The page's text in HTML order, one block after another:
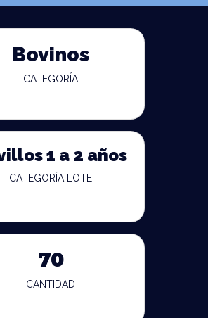
Bovinos
CATEGORÍA
1 a 2 años
CATEGORÍA LOTE
70
CANTIDAD